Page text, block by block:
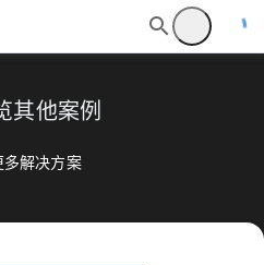
其他案例
多解决方案